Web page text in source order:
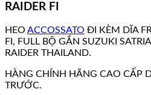
RAIDER FI
HEO ACCOSSATO ĐI KÈM DĨA
FI, FULL BỘ GẮN SUZUKI
RAIDER THAILAND.
HÀNG CHÍNH HÃNG CAO CẤP
TRƯỚC.